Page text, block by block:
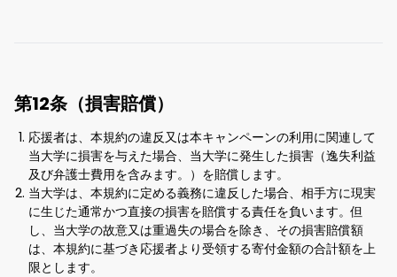
第12条（損害賠償）
応援者は、本規約の違反又は本キャンペーンの利用に関連して
当大学に損害を与えた場合、当大学に発生した損害（逸失利益
及び弁護士費用を含みます。）を賠償します。
当大学は、本規約に定める義務に違反した場合、相手方に現実
に生じた通常かつ直接の損害を賠償する責任を負います。但
し、当大学の故意又は重過失の場合を除き、その損害賠償額
は、本規約に基づき応援者より受領する寄付金額の合計額を上
限とします。